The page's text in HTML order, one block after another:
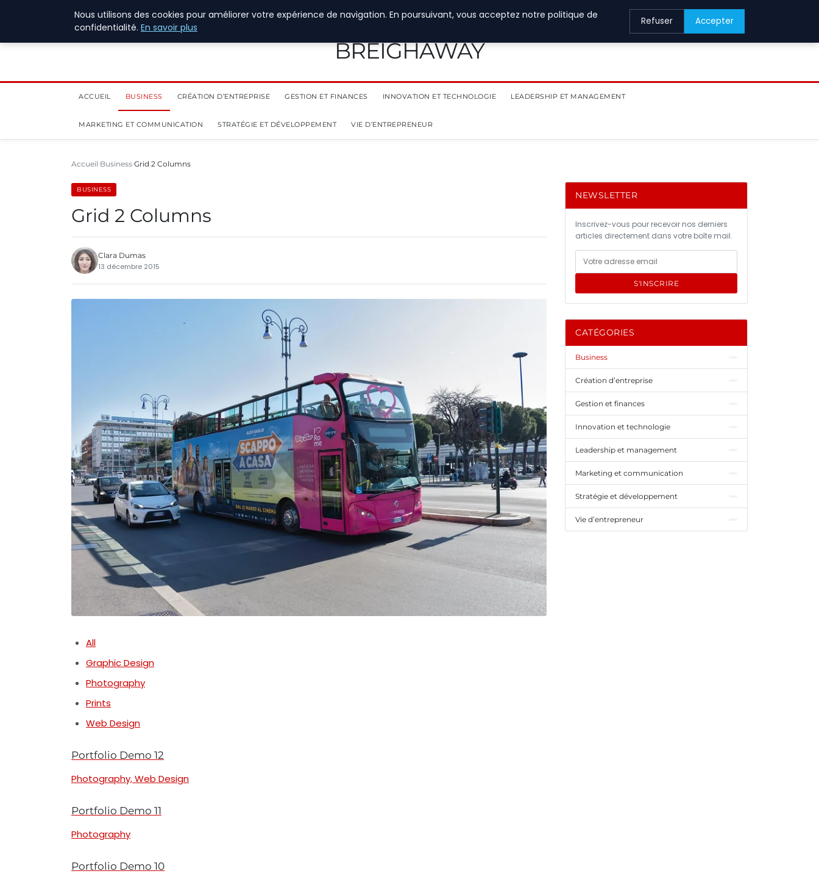
1 août 2026
BREIGHAWAY
ACCUEIL BUSINESS CRÉATION D’ENTREPRISE GESTION ET FINANCES INNOVATION ET TECHNOLOGIE LEADERSHIP ET MANAGEMENT
MARKETING ET COMMUNICATION STRATÉGIE ET DÉVELOPPEMENT VIE D’ENTREPRENEUR
Accueil Business Grid 2 Columns
BUSINESS
Grid 2 Columns
Clara Dumas
13 décembre 2015
All
Graphic Design
Photography
Prints
Web Design
Portfolio Demo 12
Photography, Web Design
Portfolio Demo 11
Photography
Portfolio Demo 10
NEWSLETTER
Inscrivez-vous pour recevoir nos derniers
articles directement dans votre boîte mail.
S'INSCRIRE
CATÉGORIES
Business
Création d’entreprise
Gestion et finances
Innovation et technologie
Leadership et management
Marketing et communication
Stratégie et développement
Vie d’entrepreneur
Nous utilisons des cookies pour améliorer votre expérience de navigation. En poursuivant, vous acceptez notre politique de
confidentialité. En savoir plus
Refuser Accepter